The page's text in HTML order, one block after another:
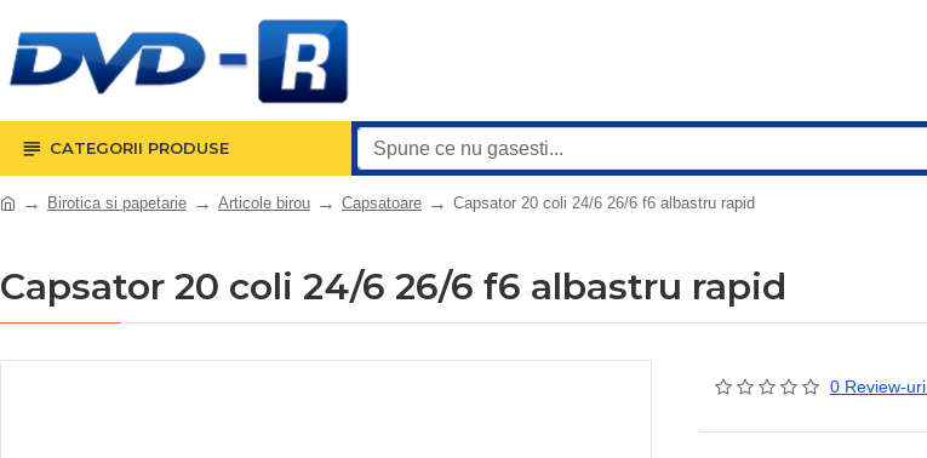
CATEGORII PRODUSE
Birotica si papetarie Articole birou Capsatoare Capsator 20 coli 24/6 26/6 f6 albastru rapid
Capsator 20 coli 24/6 26/6 f6 albastru rapid
0 Review-uri.